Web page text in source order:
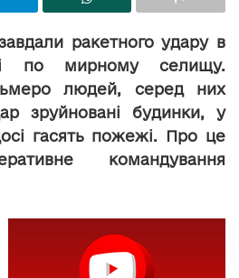
завдали ракетного удару в
по мирному селищу.
людей, серед них
зруйновані будинки, у
гасять пожежі. Про це
командування